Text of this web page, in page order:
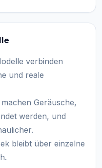
verbinden
und reale
Geräusche,
werden, und
bleibt über einzelne